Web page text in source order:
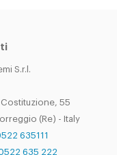
S.r.l.
Costituzione, 55
(Re) - Italy
635111
635 222